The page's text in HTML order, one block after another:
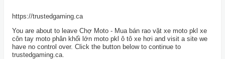
https://trustedgaming.ca
You are about to leave Chợ Moto - Mua bán rao vặt xe moto pkl xe
côn tay moto phân khối lớn moto pkl ô tô xe hơi and visit a site we
have no control over. Click the button below to continue to
trustedgaming.ca.